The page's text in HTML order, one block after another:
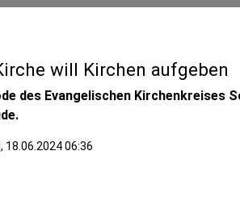
will Kirchen aufgeben
des Evangelischen Kirchenkreises
18.06.2024 06:36